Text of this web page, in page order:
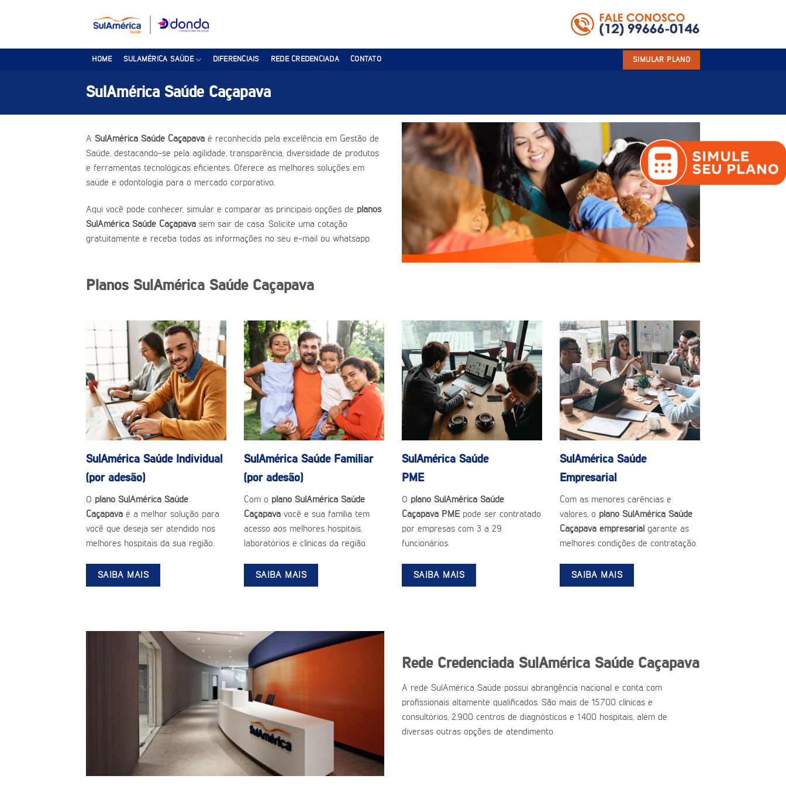
HOME SULAMÉRICA SAÚDE DIFERENCIAIS REDE CREDENCIADA CONTATO SIMULAR PLANO
SulAmérica Saúde Caçapava
A SulAmérica Saúde Caçapava é reconhecida pela excelência em Gestão de
Saúde, destacando-se pela agilidade, transparência, diversidade de produtos
e ferramentas tecnológicas eficientes. Oferece as melhores soluções em
saúde e odontologia para o mercado corporativo.
Aqui você pode conhecer, simular e comparar as principais opções de planos
SulAmérica Saúde Caçapava sem sair de casa. Solicite uma cotação
gratuitamente e receba todas as informações no seu e-mail ou whatsapp.
Planos SulAmérica Saúde Caçapava
SulAmérica Saúde Individual
(por adesão)
O plano SulAmérica Saúde
Caçapava é a melhor solução para
você que deseja ser atendido nos
melhores hospitais da sua região.
SAIBA MAIS
SulAmérica Saúde Familiar
(por adesão)
Com o plano SulAmérica Saúde
Caçapava você e sua família tem
acesso aos melhores hospitais,
laboratórios e clínicas da região.
SAIBA MAIS
SulAmérica Saúde
PME
O plano SulAmérica Saúde
Caçapava PME pode ser contratado
por empresas com 3 a 29
funcionários.
SAIBA MAIS
SulAmérica Saúde
Empresarial
Com as menores carências e
valores, o plano SulAmérica Saúde
Caçapava empresarial garante as
melhores condições de contratação.
SAIBA MAIS
Rede Credenciada SulAmérica Saúde Caçapava
A rede SulAmérica Saúde possui abrangência nacional e conta com
profissionais altamente qualificados. São mais de 15.700 clínicas e
consultórios, 2.900 centros de diagnósticos e 1.400 hospitais, além de
diversas outras opções de atendimento.